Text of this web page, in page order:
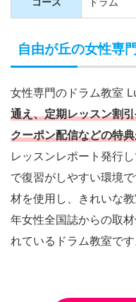
自由が丘の女性専
女性専門のドラム教室
通え、定期レッスン割
クーポン配信などの特
レッスンレポート発行
で復習がしやすい環境
材を使用し、きれいな
年女性全国誌からの取
れているドラム教室です